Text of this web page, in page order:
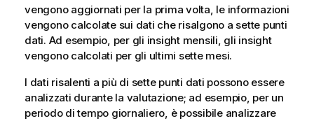
vengono aggiornati per la prima volta, le informazioni
vengono calcolate sui dati che risalgono a sette punti
dati. Ad esempio, per gli insight mensili, gli insight
vengono calcolati per gli ultimi sette mesi.
I dati risalenti a più di sette punti dati possono essere
analizzati durante la valutazione; ad esempio, per un
periodo di tempo giornaliero, è possibile analizzare